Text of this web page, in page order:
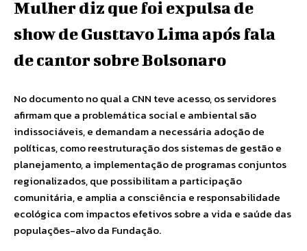
Mulher diz que foi expulsa de
show de Gusttavo Lima após fala
de cantor sobre Bolsonaro
No documento no qual a CNN teve acesso, os servidores
afirmam que a problemática social e ambiental são
indissociáveis, e demandam a necessária adoção de
políticas, como reestruturação dos sistemas de gestão e
planejamento, a implementação de programas conjuntos
regionalizados, que possibilitam a participação
comunitária, e amplia a consciência e responsabilidade
ecológica com impactos efetivos sobre a vida e saúde das
populações-alvo da Fundação.